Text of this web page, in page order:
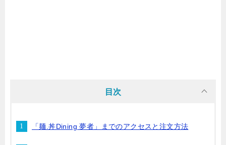
目次
「麺.丼Dining 夢者」までのアクセスと注文方法